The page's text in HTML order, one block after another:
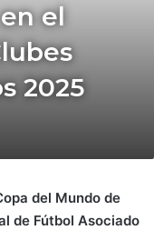
el
2025
del Mundo de
de Fútbol Asociado